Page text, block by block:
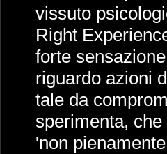
vissuto
Right
forte
riguardo azioni
tale da
sperimenta,
'non